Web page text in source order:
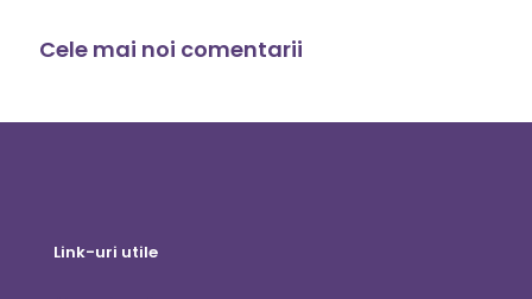
Cele mai noi comentarii
Link-uri utile